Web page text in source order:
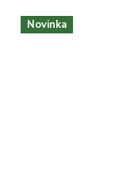
Novinka